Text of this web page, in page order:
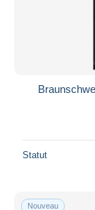
Statut
Nouveau